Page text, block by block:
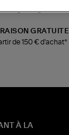
GRATUITE
de 150 € d'achat*
À LA